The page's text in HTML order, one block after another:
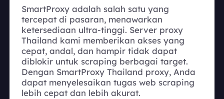
SmartProxy adalah salah satu yang
tercepat di pasaran, menawarkan
ketersediaan ultra-tinggi. Server proxy
Thailand kami memberikan akses yang
cepat, andal, dan hampir tidak dapat
diblokir untuk scraping berbagai target.
Dengan SmartProxy Thailand proxy, Anda
dapat menyelesaikan tugas web scraping
lebih cepat dan lebih akurat.